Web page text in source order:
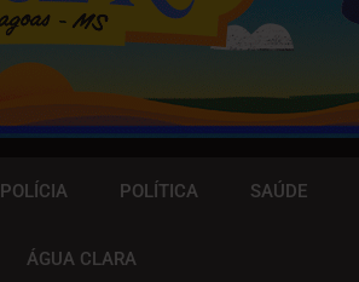
POLÍCIA POLÍTICA SAÚDE
ÁGUA CLARA